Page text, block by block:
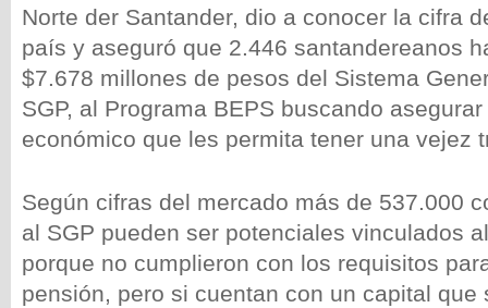
Norte der Santander, dio a conocer la cifra
país y aseguró que 2.446 santandereanos
$7.678 millones de pesos del Sistema
SGP, al Programa BEPS buscando
económico que les permita tener una vejez
Según cifras del mercado más de 537.000
al SGP pueden ser potenciales vinculados
porque no cumplieron con los requisitos
pensión, pero si cuentan con un capital que